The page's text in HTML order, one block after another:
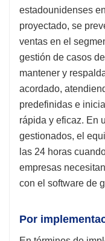
estadounidenses
proyectado, se
ventas en el
gestión de casos
mantener y
acordado,
predefinidas e
rápida y eficaz. En
gestionados, el
las 24 horas
empresas
con el software de
Por